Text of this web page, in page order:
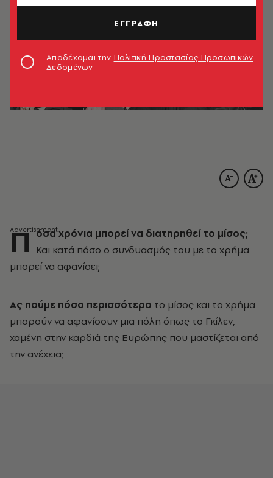
Π όσα χρόνια μπορεί να διατηρηθεί το μίσος;
Και κατά πόσο ο συνδυασμός του με το χρήμα
μπορεί να αφανίσει;
Ας πούμε πόσο περισσότερο το μίσος και το χρήμα
μπορούν να αφανίσουν μια πόλη όπως το Γκίλεν,
χαμένη στην καρδιά της Ευρώπης που μαστίζεται από
την ανέχεια;
ΕΓΓΡΑΦΗ
Αποδέχομαι την Πολιτική Προστασίας Προσωπικών
Δεδομένων